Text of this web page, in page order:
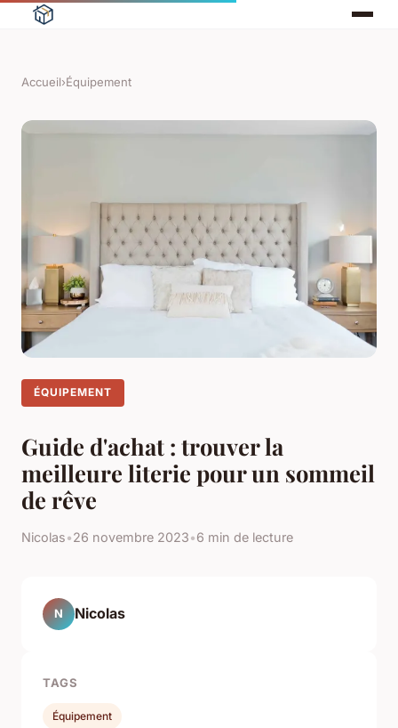
Accueil›Équipement
ÉQUIPEMENT
Guide d'achat : trouver la
meilleure literie pour un sommeil
de rêve
Nicolas•26 novembre 2023•6 min de lecture
N Nicolas
TAGS
Équipement